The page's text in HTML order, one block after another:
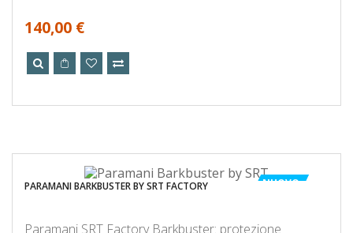
140,00 €
NUOVO
PARAMANI BARKBUSTER BY SRT FACTORY
Paramani SRT Factory Barkbuster: protezione